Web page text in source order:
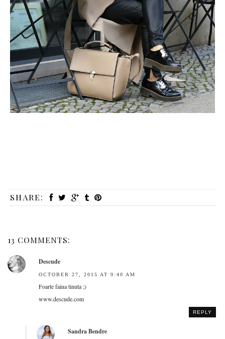
SHARE:
13 COMMENTS:
Descude
OCTOBER 27, 2015 AT 9:40 AM
Foarte faina tinuta ;)
www.descude.com
REPLY
Sandra Bendre